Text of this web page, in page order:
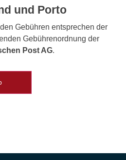
und Porto
Gebühren entsprechen der
Gebührenordnung der
Post AG.